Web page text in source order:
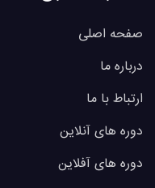
صفحه اصلی
درباره ما
ارتباط با ما
دوره های آنلاین
دوره های آفلاین